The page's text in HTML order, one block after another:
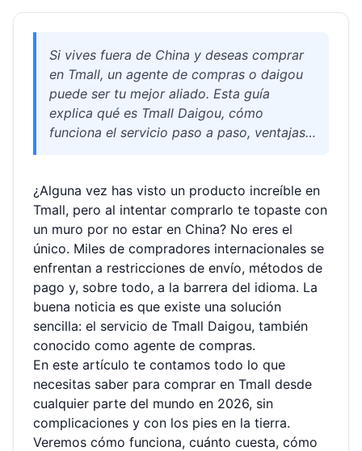
Si vives fuera de China y deseas comprar
en Tmall, un agente de compras o daigou
puede ser tu mejor aliado. Esta guía
explica qué es Tmall Daigou, cómo
funciona el servicio paso a paso, ventajas,
de rutas, consejos prácticos y una sección
de preguntas frecuentes para que tus
compras sean sencillas y seguras.
¿Alguna vez has visto un producto increíble en
Tmall, pero al intentar comprarlo te topaste con
un muro por no estar en China? No eres el
único. Miles de compradores internacionales se
enfrentan a restricciones de envío, métodos de
pago y, sobre todo, a la barrera del idioma. La
buena noticia es que existe una solución
sencilla: el servicio de Tmall Daigou, también
conocido como agente de compras.
En este artículo te contamos todo lo que
necesitas saber para comprar en Tmall desde
cualquier parte del mundo en 2026, sin
complicaciones y con los pies en la tierra.
Veremos cómo funciona, cuánto cuesta, cómo